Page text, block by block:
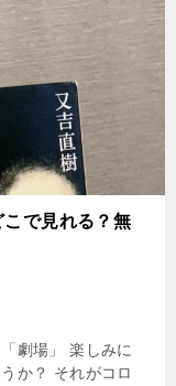
で見れる？無
劇場」 楽しみに
か？ それがコロ